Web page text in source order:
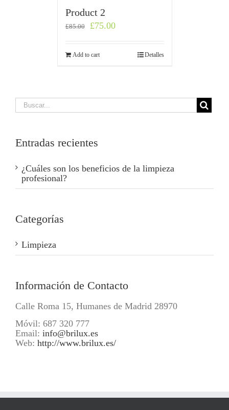
Product 2
£85.00 £75.00
Add to cart Detalles
Entradas recientes
¿Cuáles son los beneficios de la limpieza
profesional?
Categorías
Limpieza
Información de Contacto
Calle Roma 15, Humanes de Madrid 28970
Móvil: 687 320 777
Email: info@brilux.es
Web: http://www.brilux.es/